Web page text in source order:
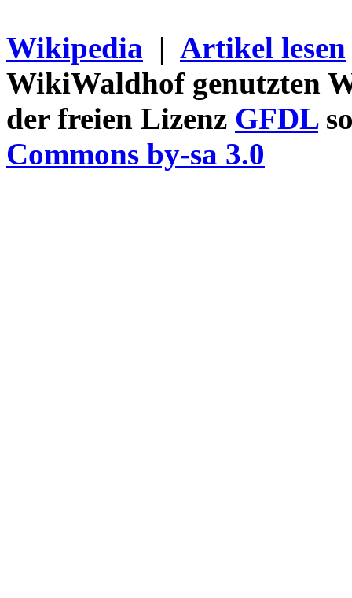
Wikipedia | Artikel lesen
WikiWaldhof genutzten
der freien Lizenz GFDL
Commons by-sa 3.0